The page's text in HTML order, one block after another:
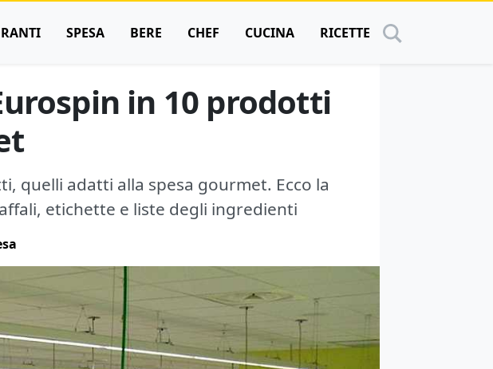
SPESA BERE CHEF CUCINA RICETTE
in 10 prodotti
quelli adatti alla spesa gourmet. Ecco la
etichette e liste degli ingredienti